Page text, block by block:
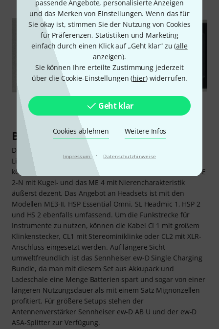
passende Angebote, personalisierte Anzeigen
und das Merken von Einstellungen. Wenn das für
Sie okay ist, stimmen Sie der Nutzung von Cookies
für Präferenzen, Statistiken und Marketing
einfach durch einen Klick auf „Geht klar“ zu (alle
anzeigen).
Sie können Ihre erteilte Zustimmung jederzeit
über die Cookie-Einstellungen (hier) widerrufen.
Geht klar
Cookies ablehnen Weitere Infos
Impressum · Datenschutzhinweise
Beweist Vielseitigkeit
Die Auswahl an Ansteckmikrofonen, Headsets und
Linekabeln, die an den Sender angeschlossen werden
können, ist reichhaltig. Auf Blazer und Jacket wirken das ME
2-N mit Kugel- und das ME 4 mit Nierencharakteristik
äußerst dezent. Das Angebot an Headsets ist mit den
Modellen ME3-II, HSP Essential Omni, SL Headmic 1, HSP 2
und HS 2 ebenfalls umfassend. Um die Funkstrecke für
Instrumente zu nutzen, können die Kabel CI 1 mit großem
Klinkenstecker, CL1 mit Stereominiklinke oder CL2 mit XLR-
Anschluss eingesetzt werden. Auf längere Sicht
umweltfreundlich ist das Sennheiser ew-D Single Charging
Bundle, da man mit diesem Set aus Akkupack und
Ladeschale eine Menge Batterien spart und sogar von einer
längeren Nutzungsdauer als mit einem Satz Mignonzellen
profitiert. Für größere Setups stehen der
Antennenverstärker Sennheiser ew-D AB U und der ew-D
ASA-Splitter zur Verfügung.